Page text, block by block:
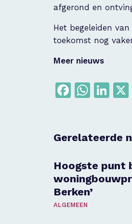
afgerond en
Het begeleiden
toekomst nog
Meer nieuws
Gerelateerde
Hoogste punt
Berken’
ALGEMEEN